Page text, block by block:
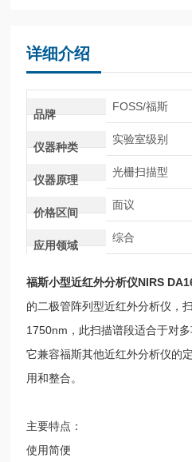
详细介绍
品牌
FOSS/福斯
仪器种类
实验室级别
仪器原理
光栅扫描型
价格区间
面议
应用领域
综合
福斯小型近红外分析仪NIRS
的二极管阵列型近红外分析仪，
1750nm，此扫描谱段适合于对
它兼容福斯其他近红外分析仪的
用和整合。
主要特点：
使用简便